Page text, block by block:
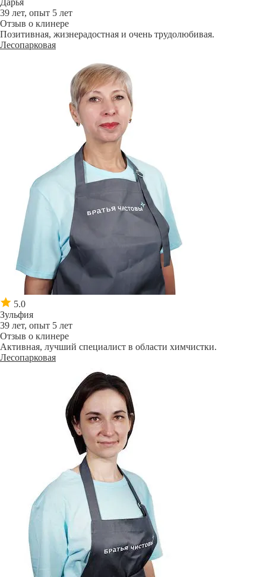
Дарья
39 лет, опыт 5 лет
Отзыв о клинере
Позитивная, жизнерадостная и очень трудолюбивая.
Лесопарковая
5.0
Зульфия
39 лет, опыт 5 лет
Отзыв о клинере
Активная, лучший специалист в области химчистки.
Лесопарковая